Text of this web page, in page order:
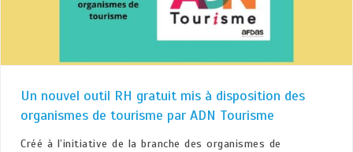
Un nouvel outil RH gratuit mis à disposition des
organismes de tourisme par ADN Tourisme
Créé à l’initiative de la branche des organismes de